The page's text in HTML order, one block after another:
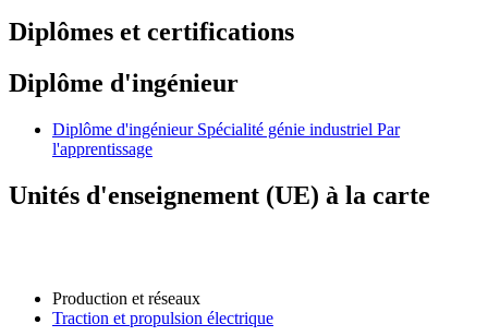
Diplômes et certifications
Diplôme d'ingénieur
Diplôme d'ingénieur Spécialité génie industriel Par
l'apprentissage
Unités d'enseignement (UE) à la carte
Production et réseaux
Traction et propulsion électrique